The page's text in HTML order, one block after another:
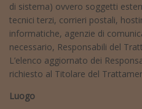
di sistema) ovvero soggetti
tecnici terzi, corrieri postali,
informatiche, agenzie di
necessario, Responsabili del
L’elenco aggiornato dei
richiesto al Titolare del
Luogo